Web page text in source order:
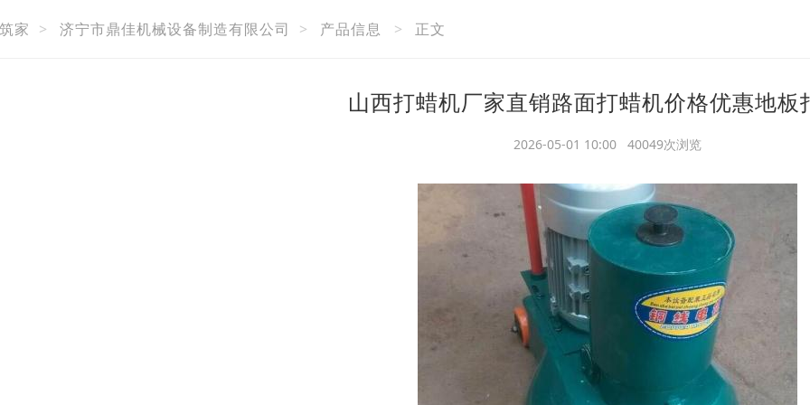
家 > 济宁市鼎佳机械设备制造有限公司 > 产品信息 > 正文
山西打蜡机厂家直销路面打蜡机价格优惠地板
2026-05-01 10:00 40049次浏览